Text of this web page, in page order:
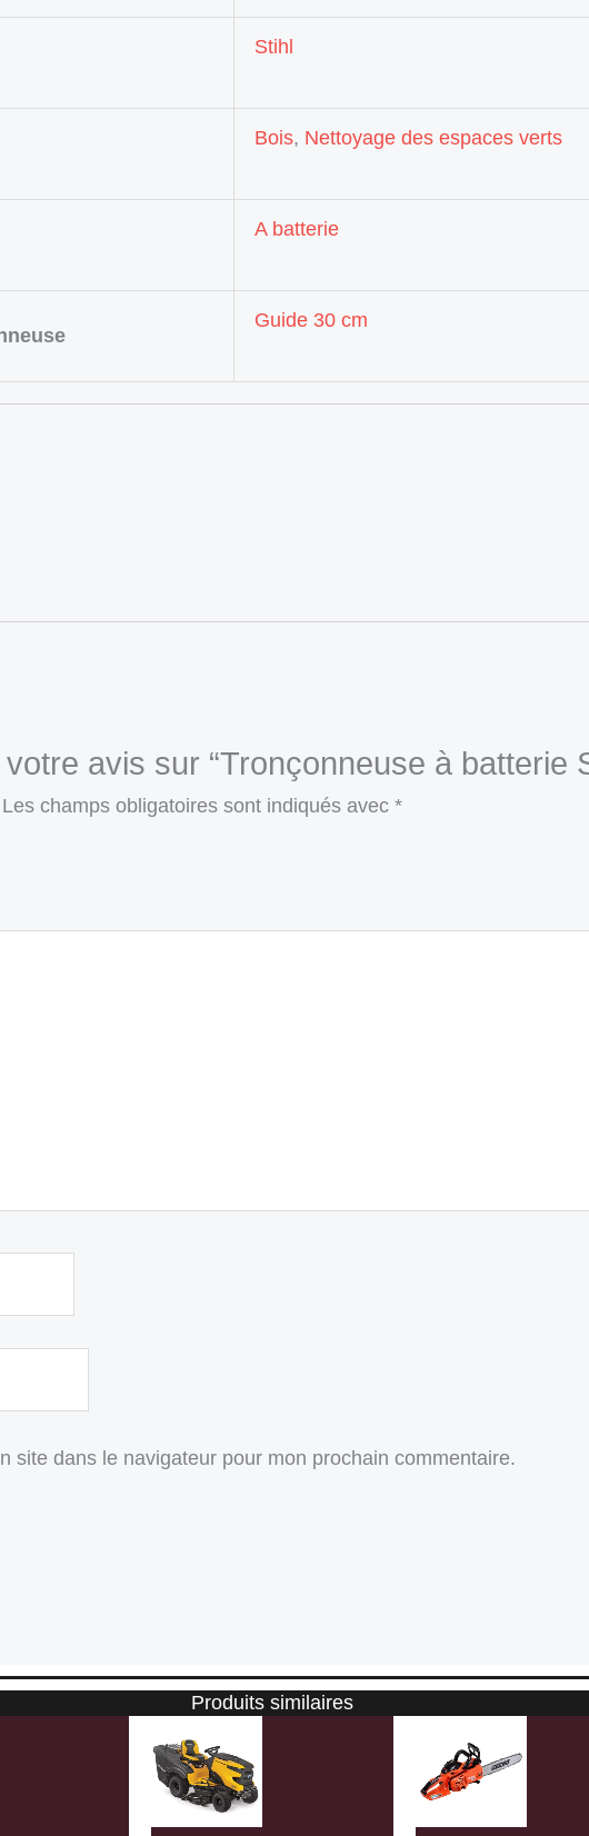
Stihl
Bois, Nettoyage des espaces verts
A batterie
Guide 30 cm
avis sur “Tronçonneuse à batterie
Les champs obligatoires sont indiqués avec *
site dans le navigateur pour mon prochain commentaire.
Produits similaires